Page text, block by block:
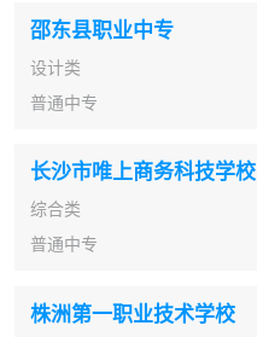
邵东县职业中专
设计类
普通中专
长沙市唯上商务科技学校
综合类
普通中专
株洲第一职业技术学校